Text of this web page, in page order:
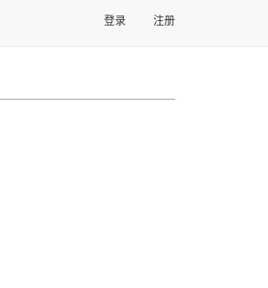
登录 注册